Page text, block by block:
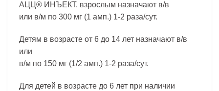
АЦЦ® ИНЪЕКТ. взрослым назначают в/в
или в/м по 300 мг (1 амп.) 1-2 раза/сут.
Детям в возрасте от 6 до 14 лет назначают в/в
или
в/м по 150 мг (1/2 амп.) 1-2 раза/сут.
Для детей в возрасте до 6 лет при наличии